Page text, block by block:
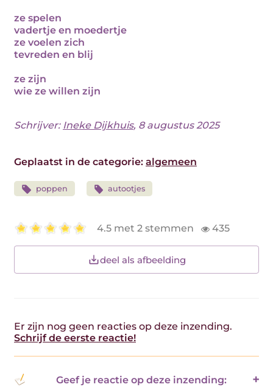
ze spelen
vadertje en moedertje
ze voelen zich
tevreden en blij
ze zijn
wie ze willen zijn
Schrijver: Ineke Dijkhuis, 8 augustus 2025
Geplaatst in de categorie: algemeen
poppen autootjes
4.5 met 2 stemmen 435
deel als afbeelding
Er zijn nog geen reacties op deze inzending.
Schrijf de eerste reactie!
Geef je reactie op deze inzending: